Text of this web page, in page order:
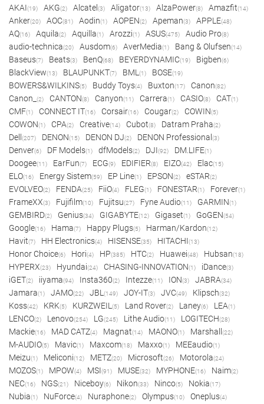
AKAI(19) AKG(2) Alcatel (3) Aligator(13) AlzaPower(8) Amazfit(14)
Anker(20) AOC(81) Aodin(1) AOPEN(2) Apeman(3) APPLE(48)
AQ(16) Aquila(2) Aquilla(1) Arozzi(1) ASUS(475) Audio Pro(8)
audio-technica(20) Ausdom(6) AverMedia(1) Bang & Olufsen(14)
Baseus(7) Beats(3) BenQ(68) BEYERDYNAMIC(19) Bigben(6)
BlackView(13) BLAUPUNKT(7) BML (1) BOSE(19)
BOWERS&WILKINS(5) Buddy Toys(4) Buxton(17) Canon(82)
Canon_ (2) CANTON(8) Canyon(11) Carrera(1) CASIO(8) CAT(1)
CMF(1) CONNECT IT(16) Corsair(16) Cougar(2) COWIN(5)
COWON(1) CPA(2) Creative(14) Cubot(8) Datram Praha(2)
Dell (207) DENON(15) DENON DJ(2) DENON Professional (3)
Denver(6) DF Models(1) dfModels(2) DJI(92) DM.LIFE(1)
Doogee(11) EarFun(7) ECG(9) EDIFIER(8) EIZO(42) Elac(15)
ELO(16) Energy Sistem(59) EP Line(1) EPSON(2) eSTAR(2)
EVOLVEO(2) FENDA(25) FiiO(4) FLEG(1) FONESTAR(1) Forever(1)
FrameXX(3) Fujifilm(10) Fujitsu(27) Fyne Audio(11) GARMIN(1)
GEMBIRD(2) Genius(34) GIGABYTE(12) Gigaset(1) GoGEN(54)
Google(16) Hama(7) Happy Plugs(5) Harman/Kardon(12)
Havit(7) HH Electronics(4) HISENSE(35) HITACHI(13)
Honor Choice(6) Hori(4) HP(385) HTC(2) Huawei(48) Hubsan(18)
HYPERX(23) Hyundai(24) CHASING-INNOVATION(1) iDance(3)
iGET(2) iiyama(94) Insta360(2) Intezze(11) ION(3) JABRA(34)
Jamara(1) JAMO(22) JBL (149) JOY-IT(3) JVC(49) Klipsch(32)
Koss(42) KRK(5) KURZWEIL (5) Land Rover(2) Laney(6) LEA(1)
LENCO(2) Lenovo(254) LG(245) Lithe Audio(11) LOGITECH(28)
Mackie(16) MAD CATZ(4) Magnat(14) MAONO(1) Marshall (22)
M-AUDIO(5) Mavic(1) Maxcom(18) Maxxo(1) MEEaudio(1)
Meizu(1) Meliconi(12) METZ(20) Microsoft(26) Motorola(24)
MOZOS(1) MPOW(4) MSI(91) MUSE(32) MYPHONE(16) Naim(2)
NEC(16) NGS(21) Niceboy(6) Nikon(33) Ninco(5) Nokia(17)
Nubia(1) NuForce(4) Nuraphone(2) Olympus(10) Oneplus(4)